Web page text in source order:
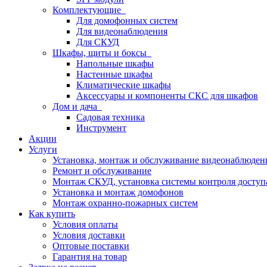
Комплектующие
Для домофонных систем
Для видеонаблюдения
Для СКУД
Шкафы, щиты и боксы
Напольные шкафы
Настенные шкафы
Климатические шкафы
Аксессуары и компоненты СКС для шкафов
Дом и дача
Садовая техника
Инструмент
Акции
Услуги
Установка, монтаж и обслуживание
Ремонт и обслуживание
Монтаж СКУД, установка системы контроля
Установка и монтаж домофонов
Монтаж охранно-пожарных систем
Как купить
Условия оплаты
Условия доставки
Оптовые поставки
Гарантия на товар